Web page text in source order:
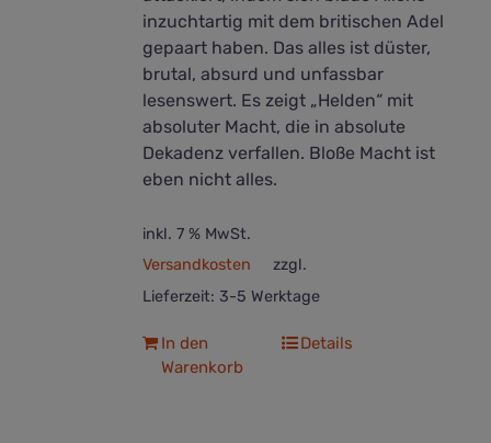
inzuchtartig mit dem britischen Adel
gepaart haben. Das alles ist düster,
brutal, absurd und unfassbar
lesenswert. Es zeigt „Helden“ mit
absoluter Macht, die in absolute
Dekadenz verfallen. Bloße Macht ist
eben nicht alles.
inkl. 7 % MwSt.
zzgl.
Versandkosten
Lieferzeit: 3-5 Werktage
In den
Warenkorb
Details